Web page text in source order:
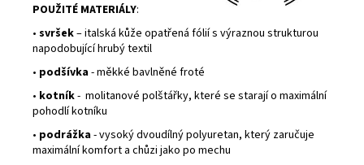
POUŽITÉ MATERIÁLY:
• svršek– italská kůže opatřená fólií s výraznou strukturou
napodobující hrubý textil
• podšívka- měkké bavlněné froté
• kotník- molitanové polštářky, které se starají o maximální
pohodlí kotníku
• podrážka- vysoký dvoudílný polyuretan, který zaručuje
maximální komfort a chůzi jako po mechu